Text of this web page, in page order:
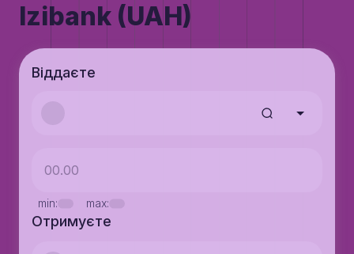
Izibank (UAH)
Віддаєте
min: max:
Отримуєте